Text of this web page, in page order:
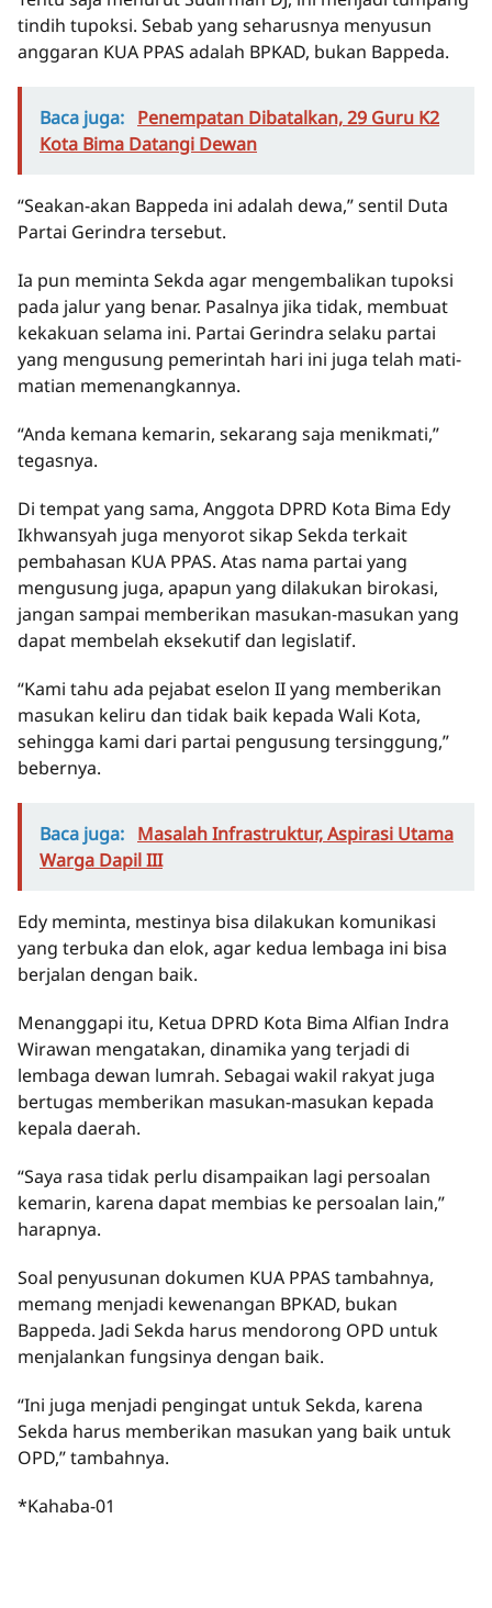
tindih tupoksi. Sebab yang seharusnya menyusun
anggaran KUA PPAS adalah BPKAD, bukan Bappeda.
Baca juga: Penempatan Dibatalkan, 29 Guru K2
Kota Bima Datangi Dewan
“Seakan-akan Bappeda ini adalah dewa,” sentil Duta
Partai Gerindra tersebut.
Ia pun meminta Sekda agar mengembalikan tupoksi
pada jalur yang benar. Pasalnya jika tidak, membuat
kekakuan selama ini. Partai Gerindra selaku partai
yang mengusung pemerintah hari ini juga telah mati-
matian memenangkannya.
“Anda kemana kemarin, sekarang saja menikmati,”
tegasnya.
Di tempat yang sama, Anggota DPRD Kota Bima Edy
Ikhwansyah juga menyorot sikap Sekda terkait
pembahasan KUA PPAS. Atas nama partai yang
mengusung juga, apapun yang dilakukan birokasi,
jangan sampai memberikan masukan-masukan yang
dapat membelah eksekutif dan legislatif.
“Kami tahu ada pejabat eselon II yang memberikan
masukan keliru dan tidak baik kepada Wali Kota,
sehingga kami dari partai pengusung tersinggung,”
bebernya.
Baca juga: Masalah Infrastruktur, Aspirasi Utama
Warga Dapil III
Edy meminta, mestinya bisa dilakukan komunikasi
yang terbuka dan elok, agar kedua lembaga ini bisa
berjalan dengan baik.
Menanggapi itu, Ketua DPRD Kota Bima Alfian Indra
Wirawan mengatakan, dinamika yang terjadi di
lembaga dewan lumrah. Sebagai wakil rakyat juga
bertugas memberikan masukan-masukan kepada
kepala daerah.
“Saya rasa tidak perlu disampaikan lagi persoalan
kemarin, karena dapat membias ke persoalan lain,”
harapnya.
Soal penyusunan dokumen KUA PPAS tambahnya,
memang menjadi kewenangan BPKAD, bukan
Bappeda. Jadi Sekda harus mendorong OPD untuk
menjalankan fungsinya dengan baik.
“Ini juga menjadi pengingat untuk Sekda, karena
Sekda harus memberikan masukan yang baik untuk
OPD,” tambahnya.
*Kahaba-01